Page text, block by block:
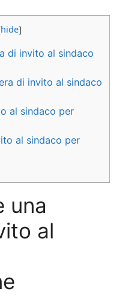
hide]
di invito al sindaco
di invito al sindaco
al sindaco per
al sindaco per
una
al